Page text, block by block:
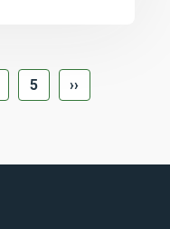
5 ››
SIGUIENTE